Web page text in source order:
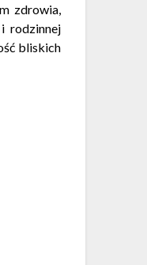
zdrowia,
rodzinnej
bliskich